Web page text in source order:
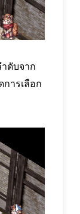
ดับจาก
ารเลือก